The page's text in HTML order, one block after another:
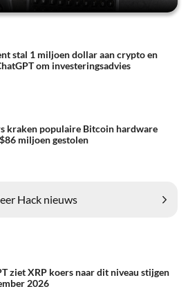
stal 1 miljoen dollar aan crypto en
om investeringsadvies
kraken populaire Bitcoin hardware
miljoen gestolen
Hack nieuws
ziet XRP koers naar dit niveau stijgen
2026